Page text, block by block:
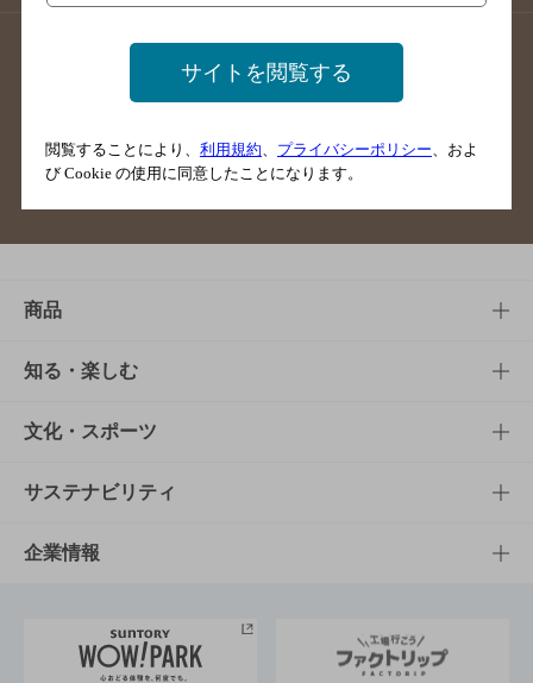
商品
商品TOP
商品一覧
商品発売情報
栄養成分一覧
知る・楽しむ
知る・楽しむTOP
キャンペーン
工場見学
地域情報
文化・スポーツ
文化・スポーツTOP
サントリーホール
サントリーサンバーズ大阪
サステナビリティ
サステナビリティTOP
サントリーが考えるサステナビリティ経営
企業情報
企業概要
サイトを閲覧する
閲覧することにより、 利用規約、 プライバシーポリシー、およ
び Cookie の使用に同意したことになります。